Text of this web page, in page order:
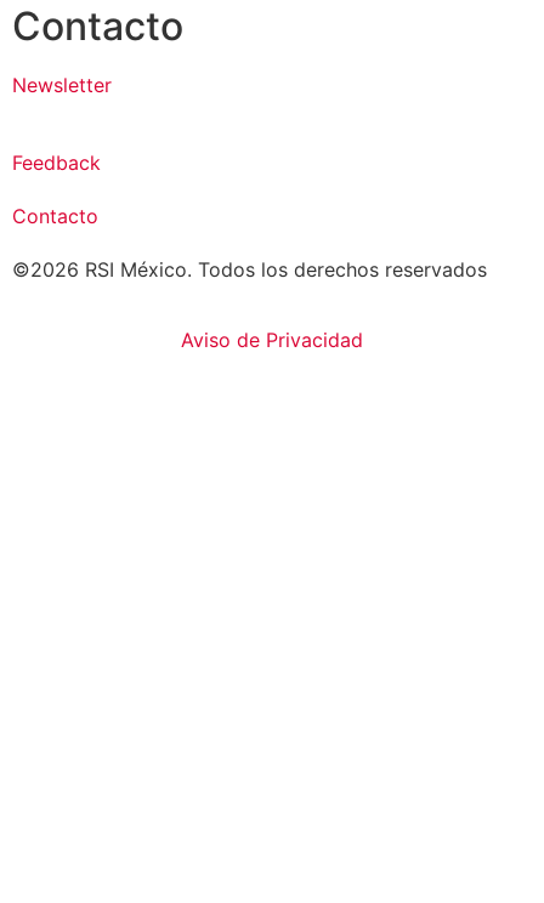
Contacto
Newsletter
Feedback
Contacto
©2026 RSI México. Todos los derechos reservados
Aviso de Privacidad